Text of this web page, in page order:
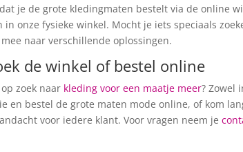
je de grote kledingmaten bestelt via de online
in onze fysieke winkel. Mocht je iets speciaals
naar verschillende oplossingen.
de winkel of bestel online
zoek naar kleding voor een maatje meer? Zowel
en bestel de grote maten mode online, of kom
voor iedere klant. Voor vragen neem je